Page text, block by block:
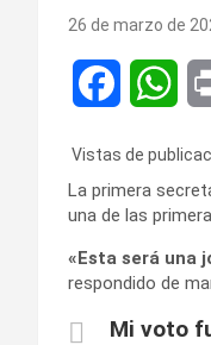
26 de marzo de
e
b
o
t
A
Vistas de
La primera
una de las
«Esta será una
respondido de
Mi voto